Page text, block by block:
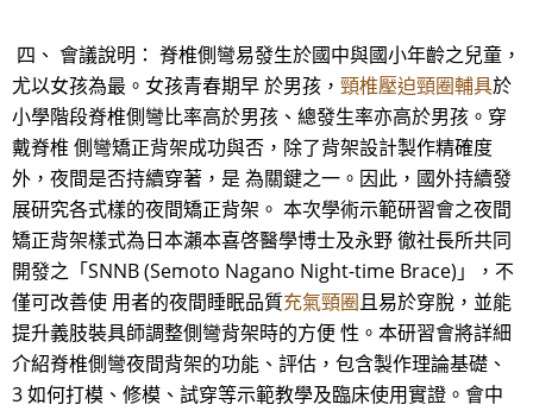
四、 會議說明： 脊椎側彎易發生於國中與國小年齡之兒童，
尤以女孩為最。女孩青春期早 於男孩， 頸椎壓迫頸圈輔具於
小學階段脊椎側彎比率高於男孩、總發生率亦高於男孩。穿
戴脊椎 側彎矯正背架成功與否，除了背架設計製作精確度
外，夜間是否持續穿著，是 為關鍵之一。因此，國外持續發
展研究各式樣的夜間矯正背架。 本次學術示範研習會之夜間
矯正背架樣式為日本瀨本喜啓醫學博士及永野 徹社長所共同
開發之「SNNB (Semoto Nagano Night-time Brace)」，不
僅可改善使 用者的夜間睡眠品質充氣頸圈且易於穿脫，並能
提升義肢裝具師調整側彎背架時的方便 性。本研習會將詳細
介紹脊椎側彎夜間背架的功能、評估，包含製作理論基礎、
3 如何打模、修模、試穿等示範教學及臨床使用實證。會中